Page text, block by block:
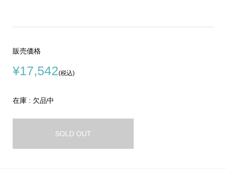
販売価格
¥17,542(税込)
在庫 : 欠品中
SOLD OUT